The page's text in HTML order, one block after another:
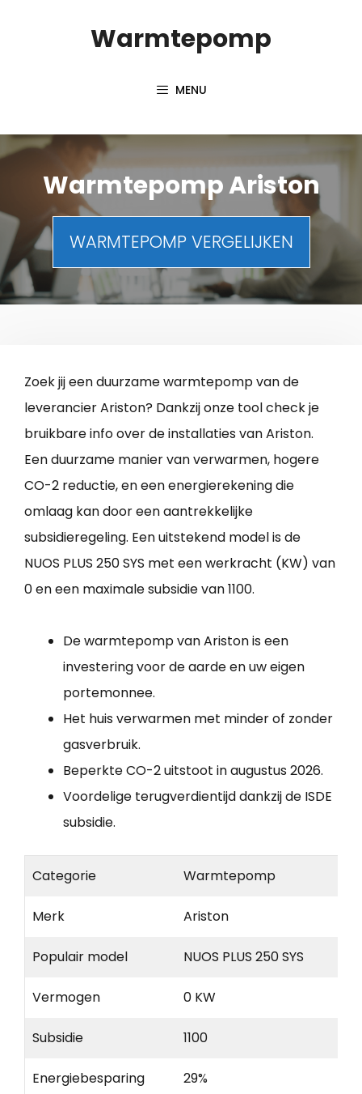
Warmtepomp
MENU
Warmtepomp Ariston
WARMTEPOMP VERGELIJKEN
Zoek jij een duurzame warmtepomp van de
leverancier Ariston? Dankzij onze tool check je
bruikbare info over de installaties van Ariston.
Een duurzame manier van verwarmen, hogere
CO-2 reductie, en een energierekening die
omlaag kan door een aantrekkelijke
subsidieregeling. Een uitstekend model is de
NUOS PLUS 250 SYS met een werkracht (KW) van
0 en een maximale subsidie van 1100.
De warmtepomp van Ariston is een
investering voor de aarde en uw eigen
portemonnee.
Het huis verwarmen met minder of zonder
gasverbruik.
Beperkte CO-2 uitstoot in augustus 2026.
Voordelige terugverdientijd dankzij de ISDE
subsidie.
Categorie Warmtepomp
Merk Ariston
Populair model NUOS PLUS 250 SYS
Vermogen 0 KW
Subsidie 1100
Energiebesparing 29%